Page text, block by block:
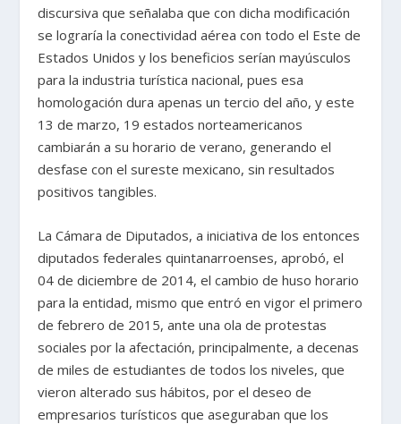
discursiva que señalaba que con dicha modificación
se lograría la conectividad aérea con todo el Este de
Estados Unidos y los beneficios serían mayúsculos
para la industria turística nacional, pues esa
homologación dura apenas un tercio del año, y este
13 de marzo, 19 estados norteamericanos
cambiarán a su horario de verano, generando el
desfase con el sureste mexicano, sin resultados
positivos tangibles.
La Cámara de Diputados, a iniciativa de los entonces
diputados federales quintanarroenses, aprobó, el
04 de diciembre de 2014, el cambio de huso horario
para la entidad, mismo que entró en vigor el primero
de febrero de 2015, ante una ola de protestas
sociales por la afectación, principalmente, a decenas
de miles de estudiantes de todos los niveles, que
vieron alterado sus hábitos, por el deseo de
empresarios turísticos que aseguraban que los